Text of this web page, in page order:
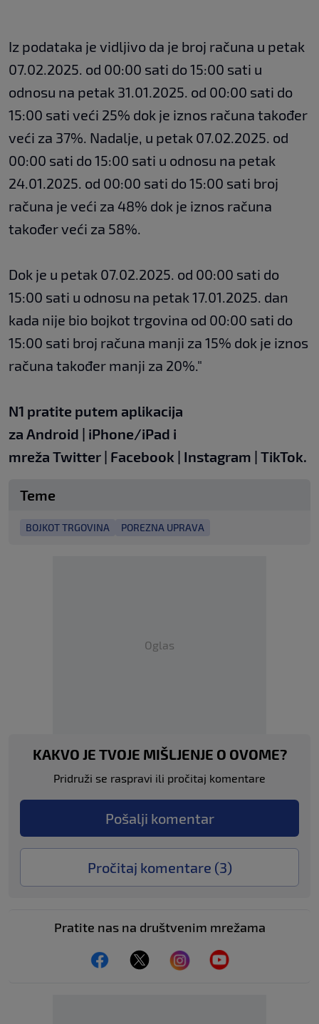
Iz podataka je vidljivo da je broj računa u petak
07.02.2025. od 00:00 sati do 15:00 sati u
odnosu na petak 31.01.2025. od 00:00 sati do
15:00 sati veći 25% dok je iznos računa također
veći za 37%. Nadalje, u petak 07.02.2025. od
00:00 sati do 15:00 sati u odnosu na petak
24.01.2025. od 00:00 sati do 15:00 sati broj
računa je veći za 48% dok je iznos računa
također veći za 58%.
Dok je u petak 07.02.2025. od 00:00 sati do
15:00 sati u odnosu na petak 17.01.2025. dan
kada nije bio bojkot trgovina od 00:00 sati do
15:00 sati broj računa manji za 15% dok je iznos
računa također manji za 20%."
N1 pratite putem aplikacija
za Android | iPhone/iPad i
mreža Twitter | Facebook | Instagram | TikTok.
Teme
BOJKOT TRGOVINA POREZNA UPRAVA
Oglas
KAKVO JE TVOJE MIŠLJENJE O OVOME?
Pridruži se raspravi ili pročitaj komentare
Pošalji komentar
Pročitaj komentare (3)
Pratite nas na društvenim mrežama